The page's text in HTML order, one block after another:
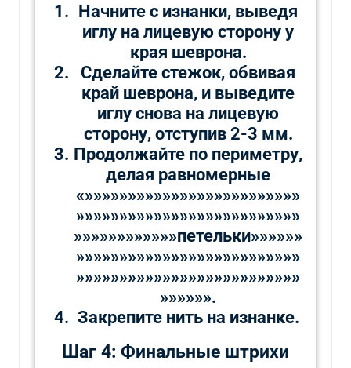
Начните с изнанки, выведя
иглу на лицевую сторону у
края шеврона.
Сделайте стежок, обвивая
край шеврона, и выведите
иглу снова на лицевую
сторону, отступив 2-3 мм.
Продолжайте по периметру,
делая равномерные
«»»»»»»»»»»»»»»»»»»»»»»»»»
»»»»»»»»»»»»»»»»»»»»»»»»»»
»»»»»»»»»»»»петельки»»»»»»
»»»»»»»»»»»»»»»»»»»»»»»»»»
»»»»»»»»»»»»»»»»»»»»»»»»»»
»»»»»».
Закрепите нить на изнанке.
Шаг 4: Финальные штрихи